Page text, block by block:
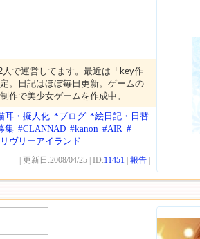
で運営してます。最近は「key作
。日記はほぼ毎日更新。ゲームの
作で美少女ゲームを作成中。
耳・擬人化 *ブログ *絵日記・日替
集 #CLANNAD #kanon #AIR #
ヴリーアイランド
| 更新日:2008/04/25 | ID:11451 報告